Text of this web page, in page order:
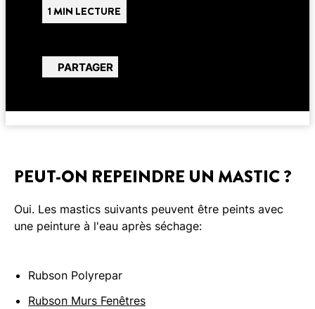
1 MIN LECTURE
PARTAGER
PEUT-ON REPEINDRE UN MASTIC ?
Oui. Les mastics suivants peuvent être peints avec
une peinture à l'eau après séchage:
Rubson Polyrepar
Rubson Murs Fenêtres